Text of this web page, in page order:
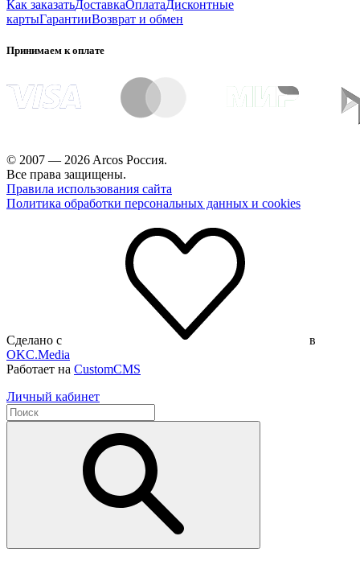
Как заказатьДоставкаОплатаДисконтные
картыГарантииВозврат и обмен
Принимаем к оплате
© 2007 — 2026 Arcos Россия.
Все права защищены.
Правила использования сайта
Политика обработки персональных данных и cookies
Сделано с
в
OKC.Media
Работает на CustomCMS
Личный кабинет